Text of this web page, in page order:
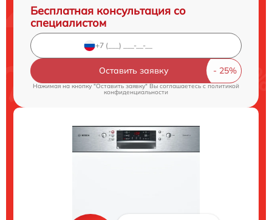
Бесплатная консультация со
специалистом
Оставить заявку
Нажимая на кнопку "Оставить заявку" Вы соглашаетесь cполитикой
конфиденциальности